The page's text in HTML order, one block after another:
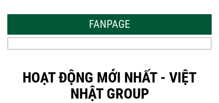
Thiết Kế Hòa...
Bê Tông...
FANPAGE
HOẠT ĐỘNG MỚI NHẤT - VIỆT
NHẬT GROUP